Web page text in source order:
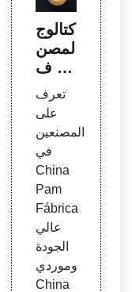
كتالوج
المصن
عين ف
ي الص
ين Pa
m Fá
brica
de Hi
gh
تعرف
على
المصنعين
في
China
Pam
Fábrica
عالي
الجودة
وموردي
China